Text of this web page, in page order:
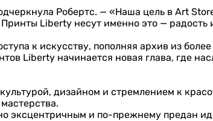
Робертс. — «Наша цель в Art
Liberty несут именно это —
к искусству, пополняя архив из
Liberty начинается новая глава, где
дизайном и стремлением к
эксцентричным и по-прежнему предан